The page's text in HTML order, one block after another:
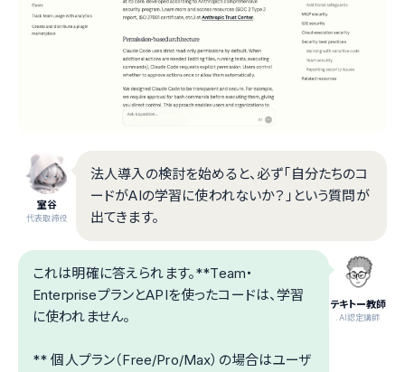
室谷
代表取締役
法人導入の検討を始めると、必ず「自分たちのコ
ードがAIの学習に使われないか？」という質問が
出てきます。
テキトー教師
.AI認定講師
これは明確に答えられます。**Team・
EnterpriseプランとAPIを使ったコードは、学習
に使われません。
** 個人プラン（Free/Pro/Max）の場合はユーザ